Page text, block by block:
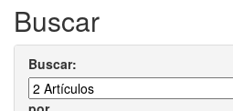
Buscar
Buscar: